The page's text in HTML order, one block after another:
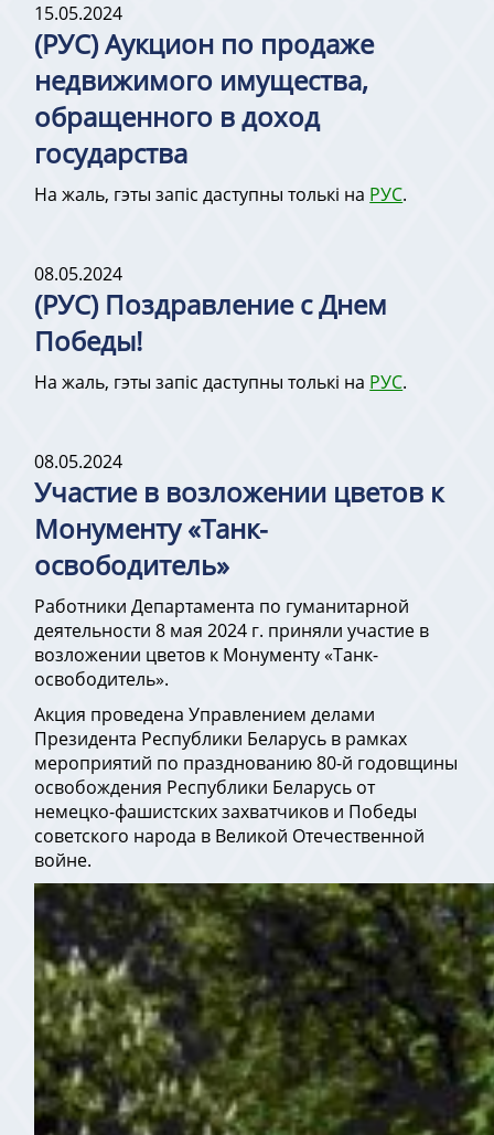
15.05.2024
(РУС) Аукцион по продаже
недвижимого имущества,
обращенного в доход
государства
На жаль, гэты запіс даступны толькі на РУС.
08.05.2024
(РУС) Поздравление с Днем
Победы!
На жаль, гэты запіс даступны толькі на РУС.
08.05.2024
Участие в возложении цветов к
Монументу «Танк-
освободитель»
Работники Департамента по гуманитарной
деятельности 8 мая 2024 г. приняли участие в
возложении цветов к Монументу «Танк-
освободитель».
Акция проведена Управлением делами
Президента Республики Беларусь в рамках
мероприятий по празднованию 80-й годовщины
освобождения Республики Беларусь от
немецко-фашистских захватчиков и Победы
советского народа в Великой Отечественной
войне.